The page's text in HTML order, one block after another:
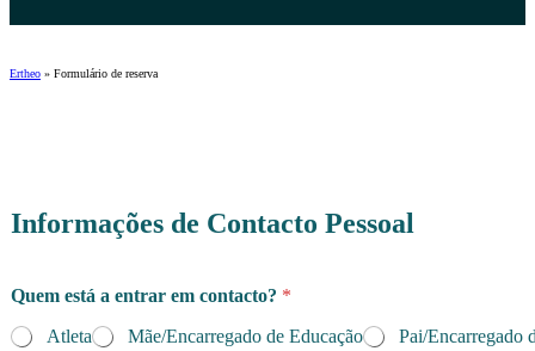
Ertheo » Formulário de reserva
Informações de Contacto Pessoal
Quem está a entrar em contacto? *
Atleta
Mãe/Encarregado de Educação Pai/Encarregado